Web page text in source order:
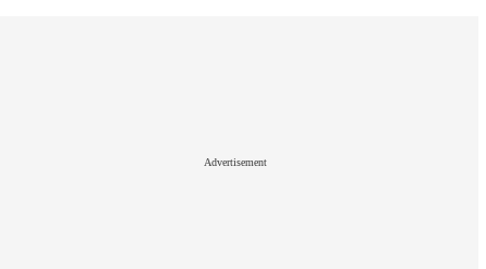
Advertisement